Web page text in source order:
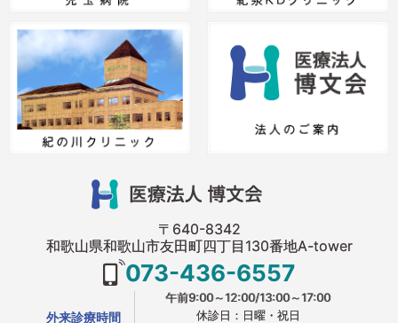
〒640-8342
和歌山県和歌山市友田町四丁目130番地A-tower
073-436-6557
外来診療時間
午前9:00～12:00/13:00～17:00
休診日：日曜・祝日